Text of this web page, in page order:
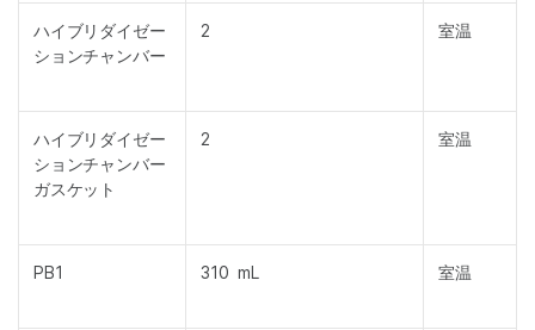
ハイブリダイゼー
ションチャンバー
2 室温
ハイブリダイゼー
ションチャンバー
ガスケット
2 室温
PB1 310 mL 室温